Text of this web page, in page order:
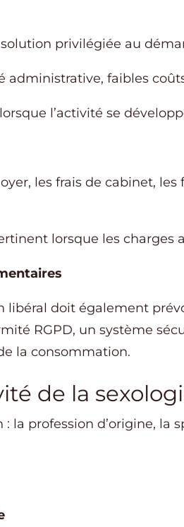
privilégiée au
administrative, faibles
l’activité se
les frais de cabinet,
lorsque les charges
libéral doit également
RGPD, un système
la consommation.
de la
: la profession d’origine,